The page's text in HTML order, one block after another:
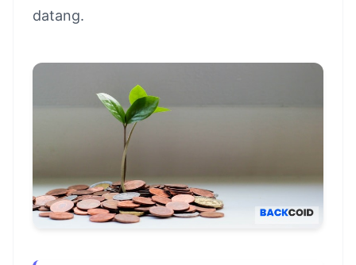
datang.